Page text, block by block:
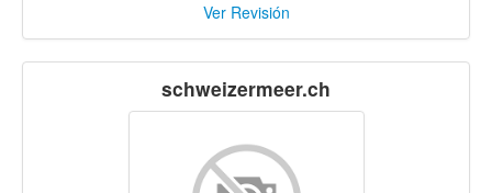
Ver Revisión
schweizermeer.ch